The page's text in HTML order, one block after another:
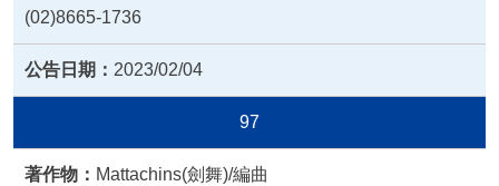
(02)8665-1736
2023/02/04
97
Mattachins(劍舞)/編曲